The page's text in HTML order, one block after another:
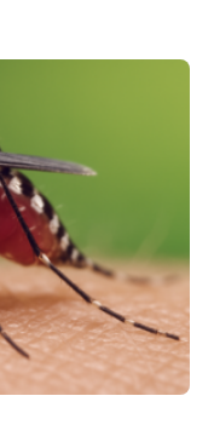
Jahren
Gruppe heraus,
die
Einige Arten
Geflechte
auffällig ist: Die